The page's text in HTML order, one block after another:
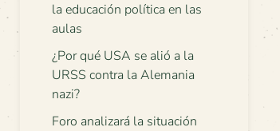
la educación política en las
aulas
¿Por qué USA se alió a la
URSS contra la Alemania
nazi?
Foro analizará la situación